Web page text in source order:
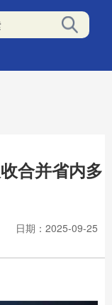
合并省内多
日期：2025-09-25